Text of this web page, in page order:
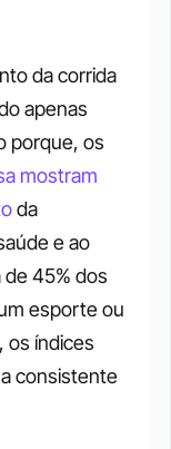
da corrida
apenas
porque, os
mostram
da
e ao
45% dos
esporte ou
os índices
consistente